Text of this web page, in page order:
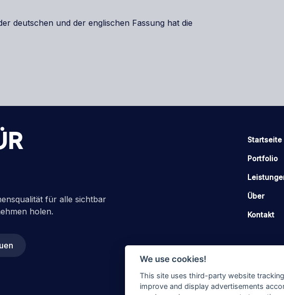
deutschen und der englischen Fassung hat die
für alle sichtbar
holen.
Startseite
Portfolio
Über
Kontakt
We use cookies!
This site uses third-party website
improve and display advertisements